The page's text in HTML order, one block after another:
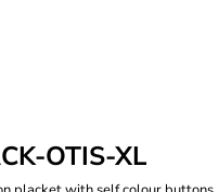
OTIS-XL